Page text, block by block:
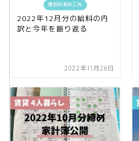
家計のあれこれ
2022年12月分の給料の内
訳と今年を振り返る
2022年11月26日